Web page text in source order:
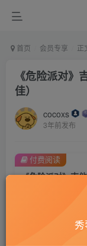
首页 会员专享 正
《危险派对》
佳）
cocoxs
3年前发布
《危险派对》吉
付费阅读